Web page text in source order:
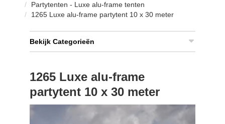
Partytenten - Luxe alu-frame tenten
1265 Luxe alu-frame partytent 10 x 30 meter
Bekijk Categorieën
1265 Luxe alu-frame
partytent 10 x 30 meter